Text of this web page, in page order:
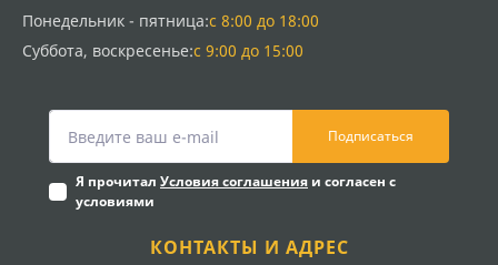
Понедельник - пятница:с 8:00 до 18:00
Суббота, воскресенье:с 9:00 до 15:00
Подписаться
Я прочитал Условия соглашения и согласен с
условиями
КОНТАКТЫ И АДРЕС